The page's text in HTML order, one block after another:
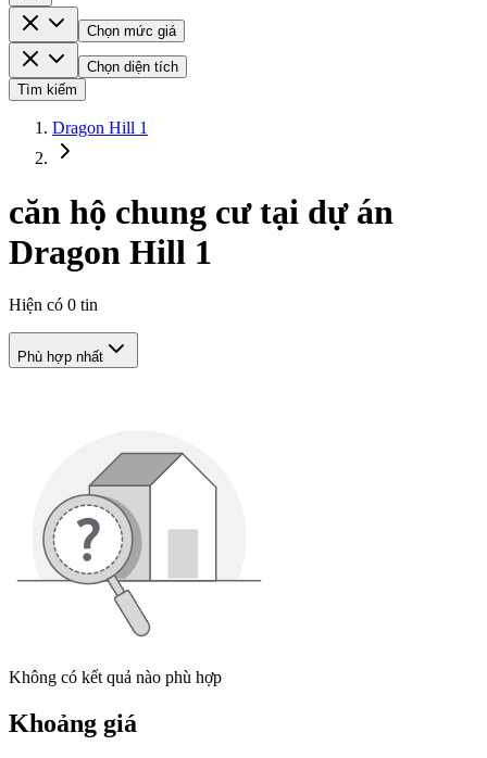
Chọn mức giá
Chọn diện tích
Tìm kiếm
Dragon Hill 1
căn hộ chung cư tại dự án
Dragon Hill 1
Hiện có 0 tin
Phù hợp nhất
Không có kết quả nào phù hợp
Khoảng giá